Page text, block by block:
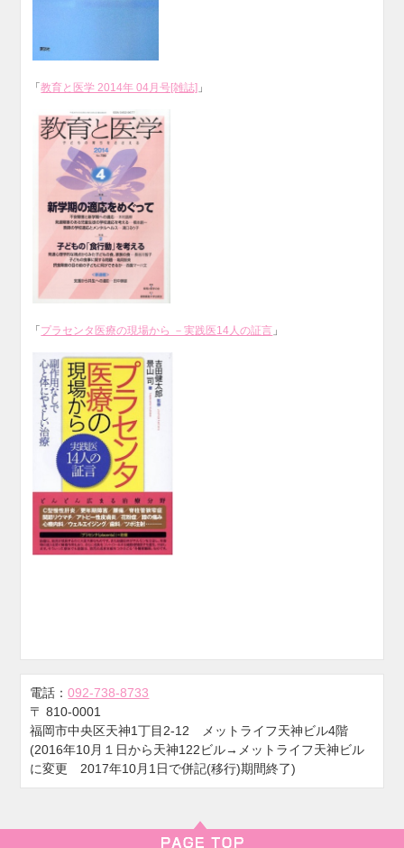
「教育と医学 2014年 04月号[雑誌] 」
「 プラセンタ医療の現場から －実践医14人の証言 」
電話：092-738-8733
〒810-0001
福岡市中央区天神1丁目2-12 メットライフ天神ビル4階
(2016年10月１日から天神122ビル→メットライフ天神ビル
に変更 2017年10月1日で併記(移行)期間終了)